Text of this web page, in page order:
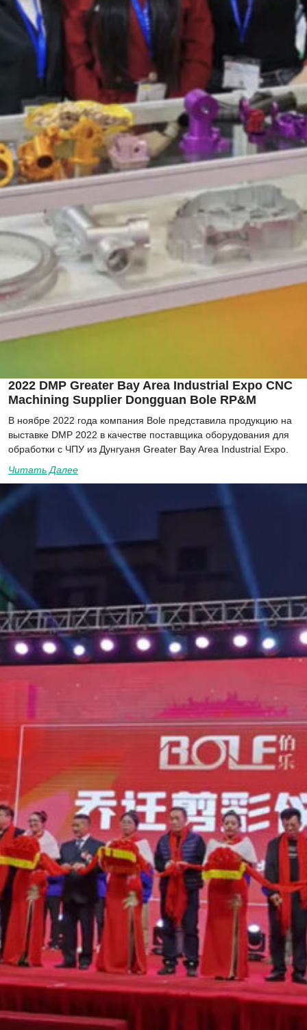
2022 DMP Greater Bay Area Industrial Expo CNC
Machining Supplier Dongguan Bole RP&M
В ноябре 2022 года компания Bole представила продукцию на
выставке DMP 2022 в качестве поставщика оборудования для
обработки с ЧПУ из Дунгуаня Greater Bay Area Industrial Expo.
Читать Далее